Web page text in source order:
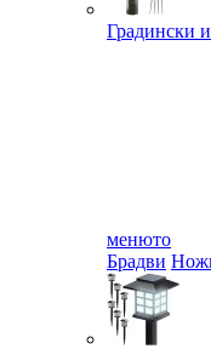
Градински
менюто
Брадви